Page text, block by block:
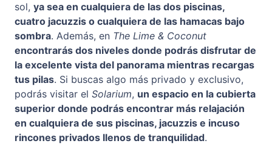
sol, ya sea en cualquiera de las dos piscinas,
cuatro jacuzzis o cualquiera de las hamacas bajo
sombra. Además, en The Lime & Coconut
encontrarás dos niveles donde podrás disfrutar de
la excelente vista del panorama mientras recargas
tus pilas. Si buscas algo más privado y exclusivo,
podrás visitar el Solarium, un espacio en la cubierta
superior donde podrás encontrar más relajación
en cualquiera de sus piscinas, jacuzzis e incuso
rincones privados llenos de tranquilidad.